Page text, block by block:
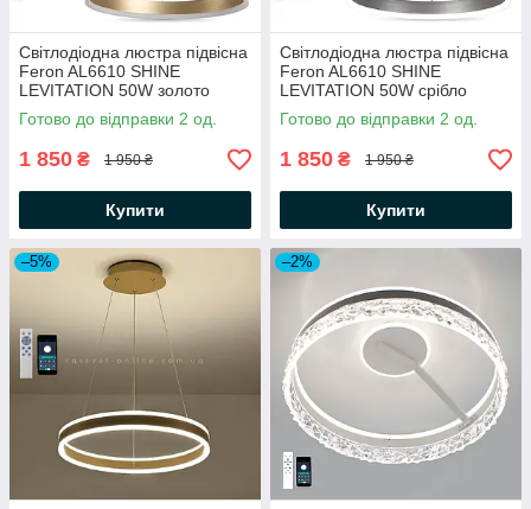
Світлодіодна люстра підвісна
Feron AL6610 SHINE
LEVITATION 50W золото
Ø500×1200мм 3200Lm
нейтральне світло 4000K
220V IP20
Готово до відправки 2 од.
1 850 ₴ 1 950 ₴
Купити
Світлодіодна люстра підвісна
Feron AL6610 SHINE
LEVITATION 50W срібло
Ø500×1200мм 3200Lm
нейтральне світло 4000K
220V IP20
Готово до відправки 2 од.
1 850 ₴ 1 950 ₴
Купити
–5% –2%